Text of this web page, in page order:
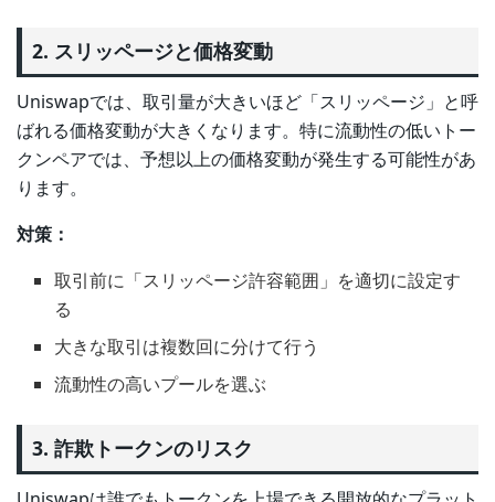
2. スリッページと価格変動
Uniswapでは、取引量が大きいほど「スリッページ」と呼
ばれる価格変動が大きくなります。特に流動性の低いトー
クンペアでは、予想以上の価格変動が発生する可能性があ
ります。
対策：
取引前に「スリッページ許容範囲」を適切に設定す
る
大きな取引は複数回に分けて行う
流動性の高いプールを選ぶ
3. 詐欺トークンのリスク